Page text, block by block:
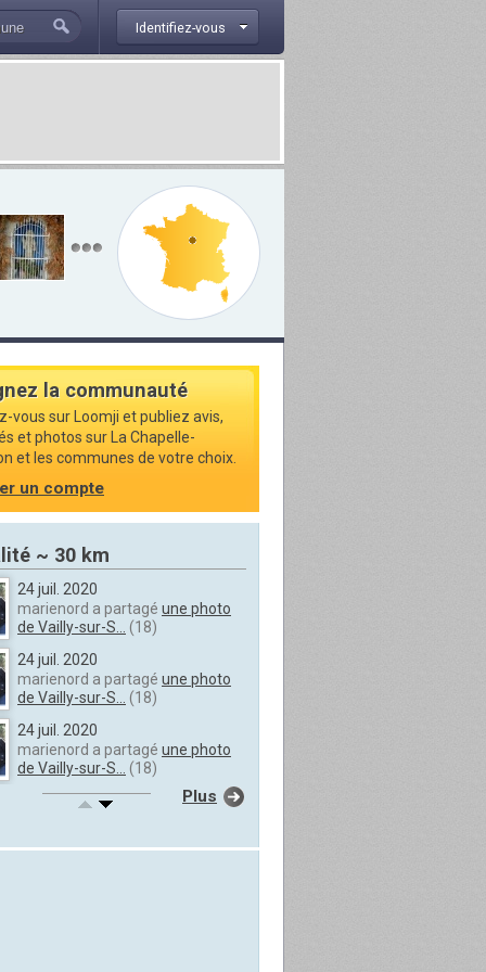
Identifiez-vous
la communauté
vous sur Loomji et publiez avis,
et photos sur La Chapelle-
et les communes de votre choix.
un compte
~ 30 km
24 juil. 2020
marienord a partagé une photo
de Vailly-sur-S...
(18)
24 juil. 2020
marienord a partagé une photo
de Vailly-sur-S...
(18)
24 juil. 2020
marienord a partagé une photo
de Vailly-sur-S...
(18)
24 juil. 2020
Plus